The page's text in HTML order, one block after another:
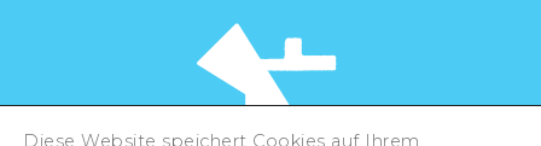
Diese Website speichert Cookies auf Ihrem